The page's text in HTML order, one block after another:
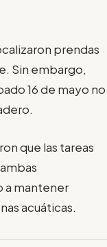
prendas
Sin embargo,
16 de mayo no
que las tareas
a mantener
acuáticas.